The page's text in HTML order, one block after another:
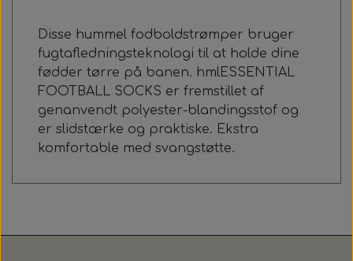
Disse hummel fodboldstrømper bruger
fugtafledningsteknologi til at holde dine
fødder tørre på banen. hmlESSENTIAL
FOOTBALL SOCKS er fremstillet af
genanvendt polyester-blandingsstof og
er slidstærke og praktiske. Ekstra
komfortable med svangstøtte.